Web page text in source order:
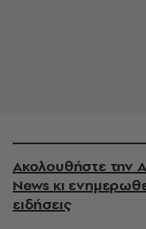
Ακολουθήστε την
News κι
ειδήσεις